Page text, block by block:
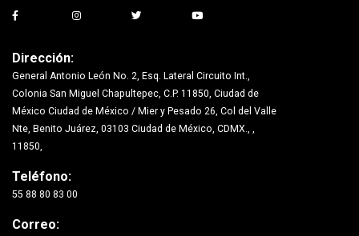
Dirección:
General Antonio León No. 2, Esq. Lateral Circuito Int.,
Colonia San Miguel Chapultepec, C.P. 11850, Ciudad de
México Ciudad de México / Mier y Pesado 26, Col del Valle
Nte, Benito Juárez, 03103 Ciudad de México, CDMX., ,
11850,
Teléfono:
55 88 80 83 00
Correo: